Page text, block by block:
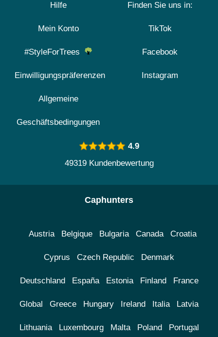
Hilfe
Mein Konto
#StyleForTrees
Einwilligungspräferenzen
Allgemeine
Geschäftsbedingungen
Finden Sie uns in:
TikTok
Facebook
Instagram
4.9
49319 Kundenbewertung
Caphunters
Austria Belgique Bulgaria Canada Croatia
Cyprus Czech Republic Denmark
Deutschland España Estonia Finland France
Global Greece Hungary Ireland Italia Latvia
Lithuania Luxembourg Malta Poland Portugal